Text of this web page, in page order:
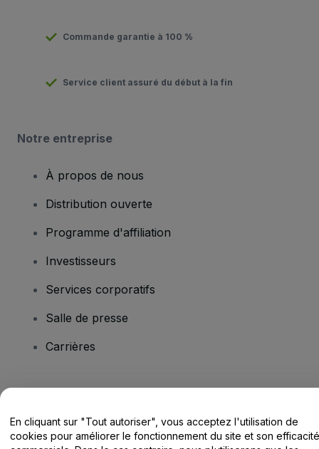
Commande garantie à 100 %
Service client assuré du début à la fin
Notre entreprise
À propos de nous
Distribution ouverte
Programme d'affiliation
Investisseurs
Services corporatifs
Salle de presse
Carrières
Centre d'assistance / Nous contacter
En cliquant sur "Tout autoriser", vous acceptez l'utilisation de
cookies pour améliorer le fonctionnement du site et son efficacité